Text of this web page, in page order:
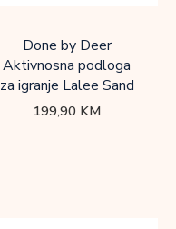
Done by Deer
Aktivnosna podloga
za igranje Lalee Sand
199,90 KM